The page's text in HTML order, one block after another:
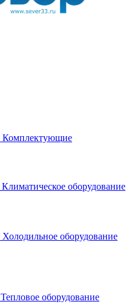
Комплектующие
Климатическое оборудование
Холодильное оборудование
Тепловое оборудование